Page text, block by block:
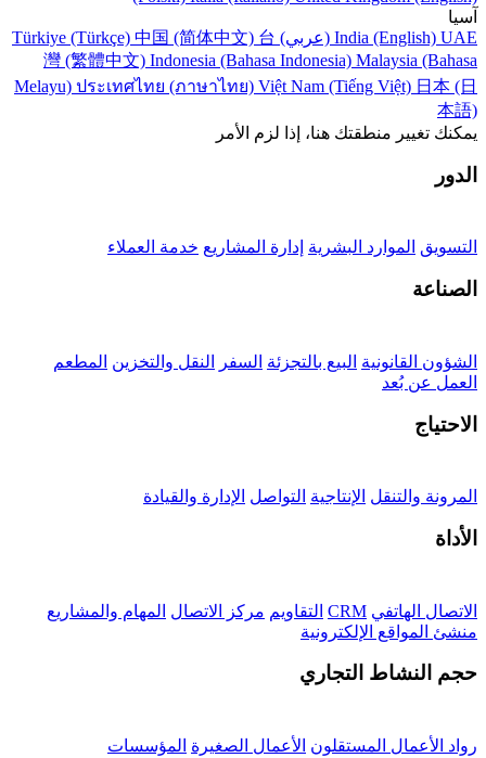
آسيا
India (English) UAE (عربي) Türkiye (Türkçe) 中国 (简体中文) 台
灣 (繁體中文) Indonesia (Bahasa Indonesia) Malaysia (Bahasa
Melayu) ประเทศไทย (ภาษาไทย) Việt Nam (Tiếng Việt) 日本 (日
本語)
يمكنك تغيير منطقتك هنا، إذا لزم الأمر
الدور
التسويق الموارد البشرية إدارة المشاريع خدمة العملاء
الصناعة
الشؤون القانونية البيع بالتجزئة السفر النقل والتخزين المطعم
العمل عن بُعد
الاحتياج
المرونة والتنقل الإنتاجية التواصل الإدارة والقيادة
الأداة
الاتصال الهاتفي CRM التقاويم مركز الاتصال المهام والمشاريع
منشئ المواقع الإلكترونية
حجم النشاط التجاري
رواد الأعمال المستقلون الأعمال الصغيرة المؤسسات